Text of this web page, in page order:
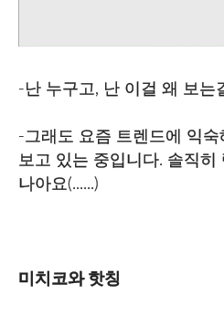
-난 누구고, 난 이걸 왜 보는
-그래도 요즘 트렌드에 익숙
보고 있는 중입니다. 솔직히
나아요(......)
미치코와 핫칭